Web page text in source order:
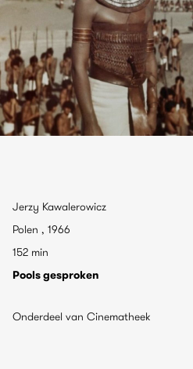
Jerzy Kawalerowicz
Polen , 1966
152 min
Pools gesproken
Onderdeel van Cinematheek